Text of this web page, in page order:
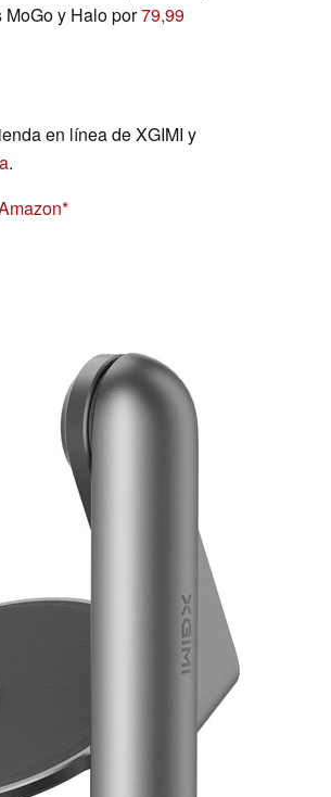
MoGo y Halo por79,99
en línea de XGIMI y
.